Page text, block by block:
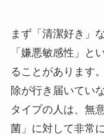
まず「清潔好き」
「嫌悪敏感性」と
ることがあります
除が行き届いてい
タイプの人は、無
菌」に対して非常